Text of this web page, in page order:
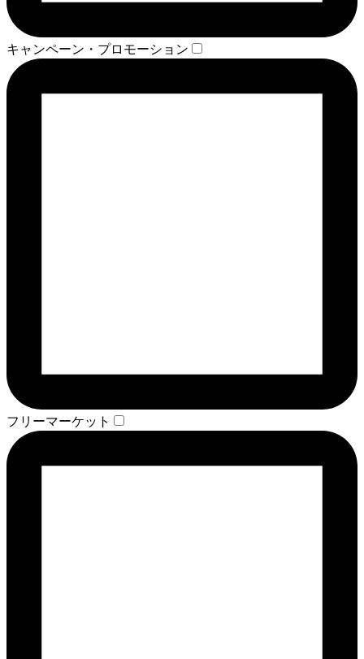
キャンペーン・プロモーション
フリーマーケット